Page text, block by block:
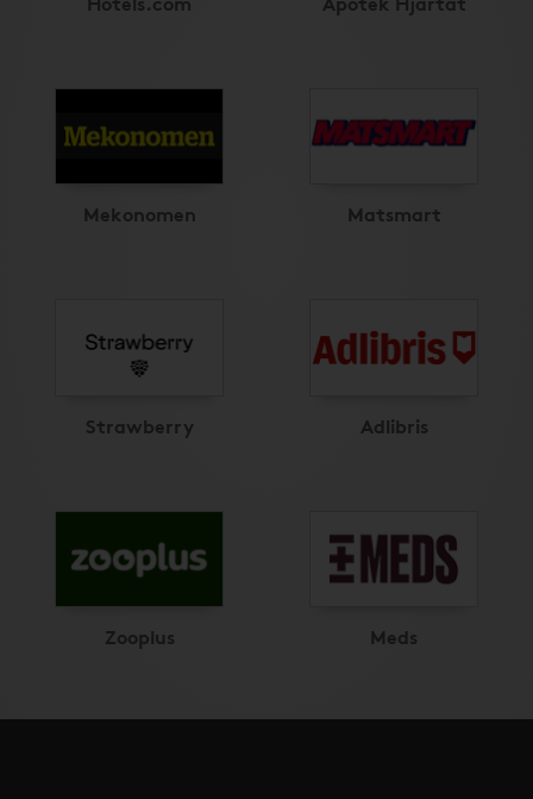
Mekonomen Matsmart
Strawberry Adlibris
Zooplus Meds